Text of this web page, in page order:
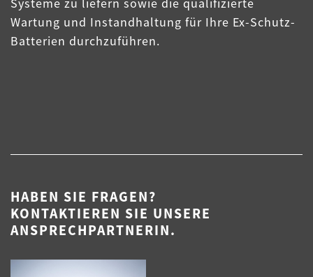
Systeme zu liefern sowie die qualifizierte
Wartung und Instandhaltung für Ihre Ex-Schutz-
Batterien durchzuführen.
HABEN SIE FRAGEN?
KONTAKTIEREN SIE UNSERE
ANSPRECHPARTNERIN.